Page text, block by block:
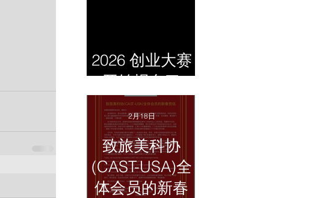
2026 创业大赛
开始报名了
致旅美科协
(CAST-USA)全
体会员的新春
2月18日